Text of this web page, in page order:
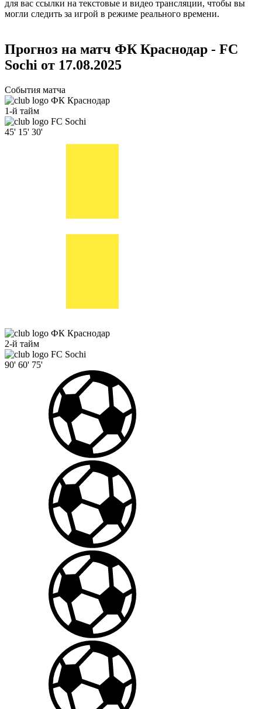
для вас ссылки на текстовые и видео трансляции, чтобы вы
могли следить за игрой в режиме реального времени.
Прогноз на матч ФК Краснодар - FC
Sochi от 17.08.2025
События матча
ФК Краснодар
1-й тайм
FC Sochi
45' 15' 30'
ФК Краснодар
2-й тайм
FC Sochi
90' 60' 75'